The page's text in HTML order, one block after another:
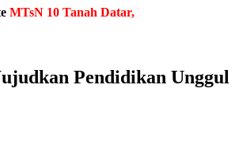
10 Tanah Datar, Provinsi Sumatera Barat
Pendidikan Unggul